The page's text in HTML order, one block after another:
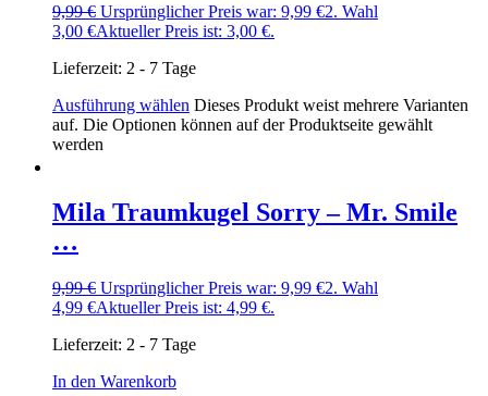
9,99€ Ursprünglicher Preis war: 9,99 €2. Wahl
3,00 €Aktueller Preis ist: 3,00 €.
Lieferzeit: 2 - 7 Tage
Ausführung wählen Dieses Produkt weist mehrere Varianten
auf. Die Optionen können auf der Produktseite gewählt
werden
Mila Traumkugel Sorry – Mr. Smile
…
9,99€ Ursprünglicher Preis war: 9,99 €2. Wahl
4,99 €Aktueller Preis ist: 4,99 €.
Lieferzeit: 2 - 7 Tage
In den Warenkorb